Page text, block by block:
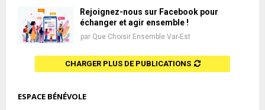
Rejoignez-nous sur Facebook pour
échanger et agir ensemble !
par Que Choisir Ensemble Var-Est
CHARGER PLUS DE PUBLICATIONS
ESPACE BÉNÉVOLE